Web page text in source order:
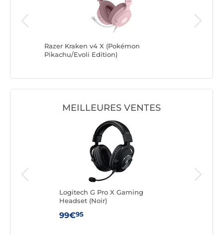
Razer Kraken v4 X (Pokémon
Pikachu/Evoli Edition)
MEILLEURES VENTES
Logitech G Pro X Gaming
Headset (Noir)
99€95